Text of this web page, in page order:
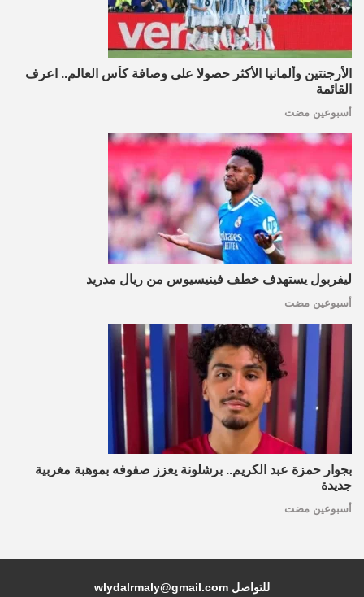
الأرجنتين وألمانيا الأكثر حصولا على وصافة كأس العالم.. اعرف
القائمة
أسبوعين مضت
ليفربول يستهدف خطف فينيسيوس من ريال مدريد
أسبوعين مضت
بجوار حمزة عبد الكريم.. برشلونة يعزز صفوفه بموهبة مغربية
جديدة
أسبوعين مضت
للتواصل wlydalrmaly@gmail.com